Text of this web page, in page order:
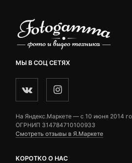
МЫ В СОЦ СЕТЯХ
На Яндекс.Маркете — c 10 июня 2014
ОГРНИП 314784710100933
Смотреть отзывы в Я.Маркете
КОРОТКО О НАС